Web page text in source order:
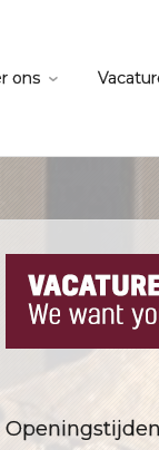
ons